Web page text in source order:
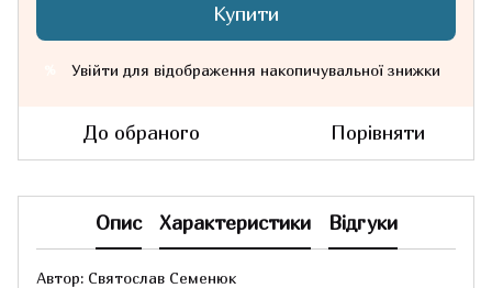
Купити
Увійти для відображення накопичувальної знижки
До обраного Порівняти
Опис Характеристики Відгуки
Автор: Святослав Семенюк